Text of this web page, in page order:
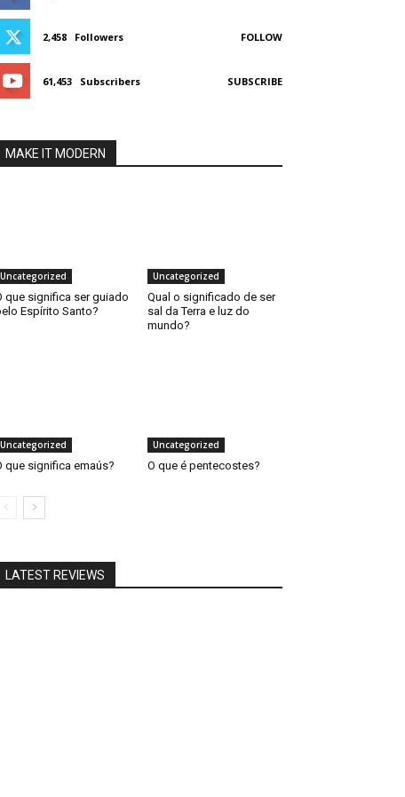
2,458 Followers FOLLOW
61,453 Subscribers SUBSCRIBE
MAKE IT MODERN
Uncategorized
que significa ser guiado
Espírito Santo?
Uncategorized
Qual o significado de ser
sal da Terra e luz do
mundo?
Uncategorized
que significa emaús?
Uncategorized
O que é pentecostes?
LATEST REVIEWS